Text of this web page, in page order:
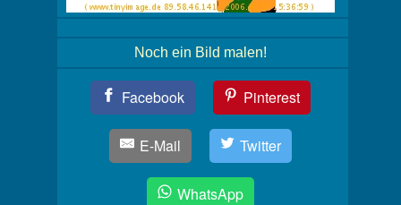
Noch ein Bild malen!
Facebook Pinterest
E-Mail Twitter
WhatsApp